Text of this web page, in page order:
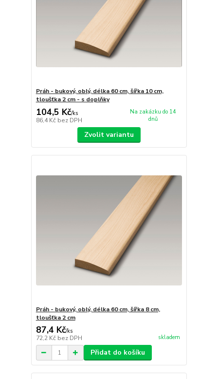
Práh - bukový, oblý, délka 60 cm, šířka 10 cm,
tloušťka 2 cm - s doplňky
104,5 Kč/ks
86,4 Kč bez DPH
Na zakázku do 14
dnů
Zvolit variantu
Práh - bukový, oblý, délka 60 cm, šířka 8 cm,
tloušťka 2 cm
87,4 Kč/ks
72,2 Kč bez DPH skladem
Přidat do košíku